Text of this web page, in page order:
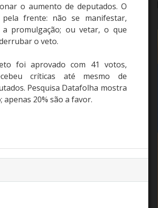
o aumento de deputados. O
frente: não se manifestar,
promulgação; ou vetar, o que
o veto.
foi aprovado com 41 votos,
críticas até mesmo de
Pesquisa Datafolha mostra
20% são a favor.